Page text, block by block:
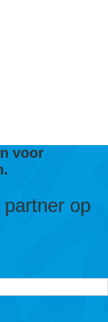
voor
op